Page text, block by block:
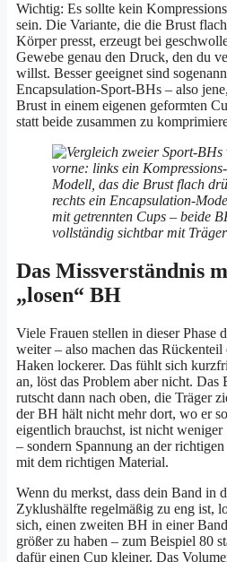
Wichtig: Es sollte kein
sein. Die Variante, die die Brust
Körper presst, erzeugt bei
Gewebe genau den Druck, den du
willst. Besser geeignet sind
Encapsulation-Sport-BHs – also
Brust in einem eigenen geformten
statt beide zusammen zu
Das Missverständnis
„losen“ BH
Viele Frauen stellen in dieser Phase
weiter – also machen das Rückenteil
Haken lockerer. Das fühlt sich
an, löst das Problem aber nicht. Das
rutscht dann nach oben, die Träger
der BH hält nicht mehr dort, wo er
eigentlich brauchst, ist nicht weniger
– sondern Spannung an der
mit dem richtigen Material.
Wenn du merkst, dass dein Band in
Zyklushälfte regelmäßig zu eng ist,
sich, einen zweiten BH in einer
größer zu haben – zum Beispiel 80
dafür einen Cup kleiner. Das